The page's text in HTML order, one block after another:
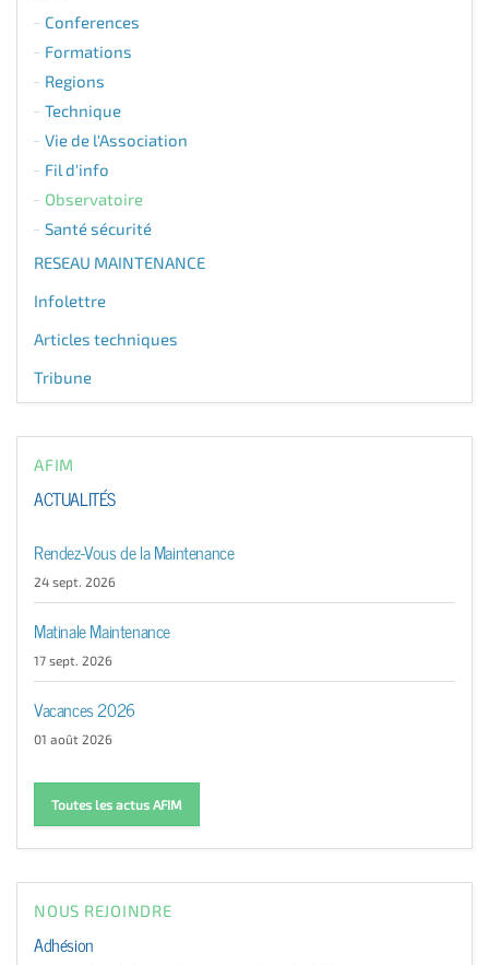
Conferences
Formations
Regions
Technique
Vie de l'Association
Fil d'info
Observatoire
Santé sécurité
RESEAU MAINTENANCE
Infolettre
Articles techniques
Tribune
AFIM
ACTUALITÉS
Rendez-Vous de la Maintenance
24 sept. 2026
Matinale Maintenance
17 sept. 2026
Vacances 2026
01 août 2026
Toutes les actus AFIM
NOUS REJOINDRE
Adhésion